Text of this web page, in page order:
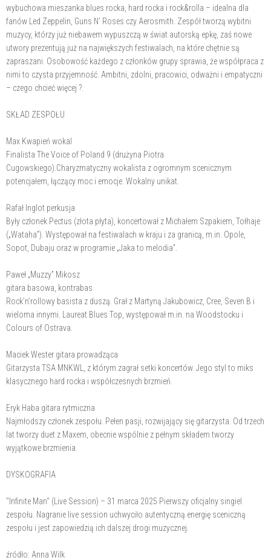
wybuchowa mieszanka blues rocka, hard rocka i rock&rolla – idealna dla
fanów Led Zeppelin, Guns N’ Roses czy Aerosmith. Zespół tworzą wybitni
muzycy, którzy już niebawem wypuszczą w świat autorską epkę, zaś nowe
utwory prezentują już na największych festiwalach, na które chętnie są
zapraszani. Osobowość każdego z członków grupy sprawia, że współpraca z
nimi to czysta przyjemność. Ambitni, zdolni, pracowici, odważni i empatyczni
– czego chcieć więcej ?.
SKŁAD ZESPOŁU
Max Kwapień wokal
Finalista The Voice of Poland 9 (drużyna Piotra
Cugowskiego).Charyzmatyczny wokalista z ogromnym scenicznym
potencjałem, łączący moc i emocje. Wokalny unikat.
Rafał Inglot perkusja
Były członek Pectus (złota płyta), koncertował z Michałem Szpakiem, Tołhaje
(„Wataha”). Występował na festiwalach w kraju i za granicą, m.in. Opole,
Sopot, Dubaju oraz w programie „Jaka to melodia”.
Paweł „Muzzy” Mikosz
gitara basowa, kontrabas
Rock’n’rollowy basista z duszą. Grał z Martyną Jakubowicz, Cree, Seven B i
wieloma innymi. Laureat Blues Top, występował m.in. na Woodstocku i
Colours of Ostrava.
Maciek Wester gitara prowadząca
Gitarzysta TSA MNKWL, z którym zagrał setki koncertów. Jego styl to miks
klasycznego hard rocka i współczesnych brzmień.
Eryk Haba gitara rytmiczna
Najmłodszy członek zespołu. Pełen pasji, rozwijający się gitarzysta. Od trzech
lat tworzy duet z Maxem, obecnie wspólnie z pełnym składem tworzy
wyjątkowe brzmienia.
DYSKOGRAFIA
"Infinite Man" (Live Session) – 31 marca 2025 Pierwszy oficjalny singiel
zespołu. Nagranie live session uchwyciło autentyczną energię sceniczną
zespołu i jest zapowiedzią ich dalszej drogi muzycznej.
źródło: Anna Wilk